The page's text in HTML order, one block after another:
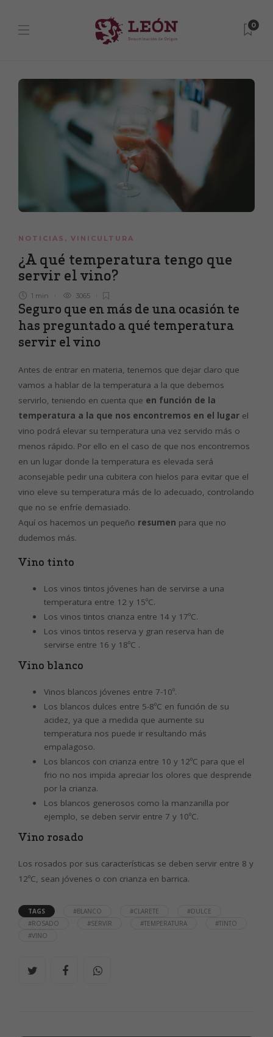
0
NOTICIAS , VINICULTURA
¿A qué temperatura tengo que
servir el vino?
1 min 3065
Seguro que en más de una ocasión te
has preguntado a qué temperatura
servir el vino
Antes de entrar en materia, tenemos que dejar claro que
vamos a hablar de la temperatura a la que debemos
servirlo, teniendo en cuenta que en función de la
temperatura a la que nos encontremos en el lugar el
vino podrá elevar su temperatura una vez servido más o
menos rápido. Por ello en el caso de que nos encontremos
en un lugar donde la temperatura es elevada será
aconsejable pedir una cubitera con hielos para evitar que el
vino eleve su temperatura más de lo adecuado, controlando
que no se enfríe demasiado.
Aquí os hacemos un pequeño resumen para que no
dudemos más.
Vino tinto
Los vinos tintos jóvenes han de servirse a una
temperatura entre 12 y 15ºC.
Los vinos tintos crianza entre 14 y 17ºC.
Los vinos tintos reserva y gran reserva han de
servirse entre 16 y 18ºC .
Vino blanco
Vinos blancos jóvenes entre 7-10º.
Los blancos dulces entre 5-8ºC en función de su
acidez, ya que a medida que aumente su
temperatura nos puede ir resultando más
empalagoso.
Los blancos con crianza entre 10 y 12ºC para que el
frio no nos impida apreciar los olores que desprende
por la crianza.
Los blancos generosos como la manzanilla por
ejemplo, se deben servir entre 7 y 10ºC.
Vino rosado
Los rosados por sus características se deben servir entre 8 y
12ºC, sean jóvenes o con crianza en barrica.
TAGS #BLANCO #CLARETE
#DULCE
#ROSADO
#SERVIR #TEMPERATURA
#TINTO
#VINO